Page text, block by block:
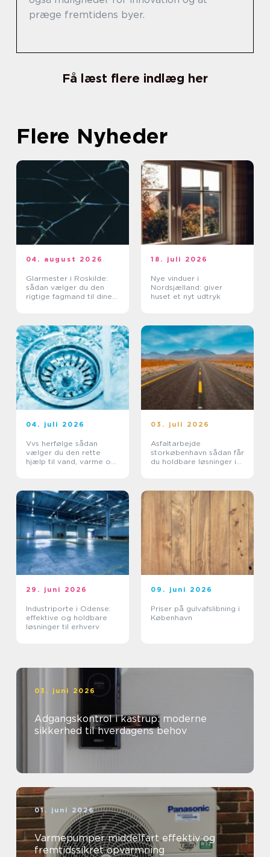
præge fremtidens byer.
Få læst flere indlæg her
Flere Nyheder
04. august 2026
Glarmester i Roskilde:
sådan vælger du den
rigtige fagmand til dine
18. juli 2026
Nye vinduer i
Nordsjælland: giver
huset et nyt udtryk
04. juli 2026
Vvs herfølge sådan
vælger du den rette
hjælp til vand, varme og
03. juli 2026
Asfaltarbejde
storkøbenhavn sådan får
du holdbare løsninger i
29. juni 2026
Industriporte i Odense:
effektive og holdbare
løsninger til erhverv
09. juni 2026
Priser på gulvafslibning i
København
03. juni 2026
Adgangskontrol i kastrup: moderne
sikkerhed til hverdagens behov
01. juni 2026
Varmepumper middelfart effektiv og
fremtidssikret opvarmning